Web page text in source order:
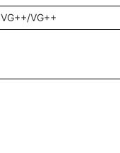
VG++/VG++